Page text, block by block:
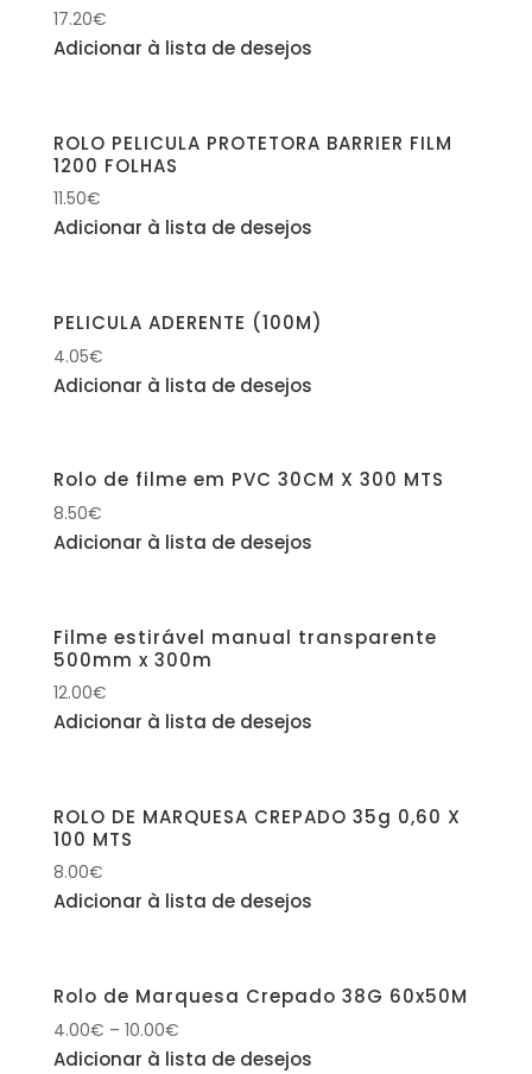
17.20€
Adicionar à lista de desejos
ROLO PELICULA PROTETORA BARRIER FILM
1200 FOLHAS
11.50€
Adicionar à lista de desejos
PELICULA ADERENTE (100M)
4.05€
Adicionar à lista de desejos
Rolo de filme em PVC 30CM X 300 MTS
8.50€
Adicionar à lista de desejos
Filme estirável manual transparente
500mm x 300m
12.00€
Adicionar à lista de desejos
ROLO DE MARQUESA CREPADO 35g 0,60 X
100 MTS
8.00€
Adicionar à lista de desejos
Rolo de Marquesa Crepado 38G 60x50M
4.00€ – 10.00€
Adicionar à lista de desejos